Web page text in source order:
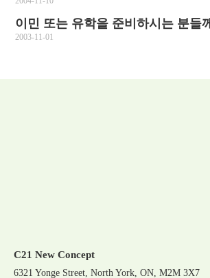
이민 또는 유학을 준비하시는 분들께
2003-11-01
C21 New Concept
6321 Yonge Street, North York, ON, M2M 3X7